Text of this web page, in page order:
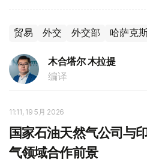
贸易 外交 外交部 哈萨克
木合塔尔 木拉提
编译
11:11, 19 5月 2026
国家石油天然气公司与
气领域合作前景